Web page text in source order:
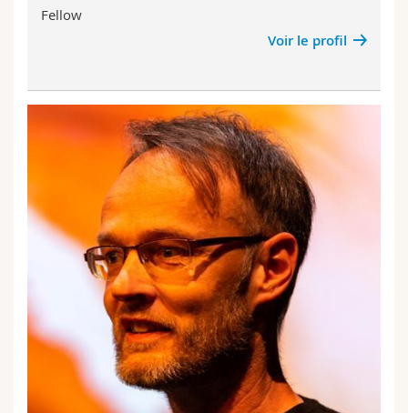
Fellow
Voir le profil